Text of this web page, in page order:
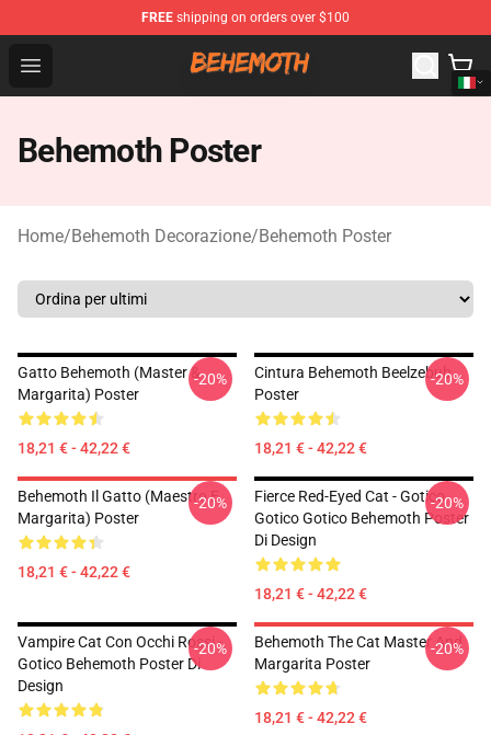
FREE shipping on orders over $100
Open menu
Behemoth Store - Official Behemoth Merchandise Shop
Behemoth Poster
Home/Behemoth Decorazione/Behemoth Poster
Gatto Behemoth (Master &
Margarita) Poster
18,21 € - 42,22 €
-20%
Cintura Behemoth Beelzebub
Poster
18,21 € - 42,22 €
-20%
Behemoth Il Gatto (Maestro E
Margarita) Poster
18,21 € - 42,22 €
-20%
Fierce Red-Eyed Cat - Gotico
Gotico Gotico Behemoth Poster
Di Design
18,21 € - 42,22 €
-20%
Vampire Cat Con Occhi Rossi -
Gotico Behemoth Poster Di
Design
-20%
Behemoth The Cat Master And
Margarita Poster
18,21 € - 42,22 €
-20%